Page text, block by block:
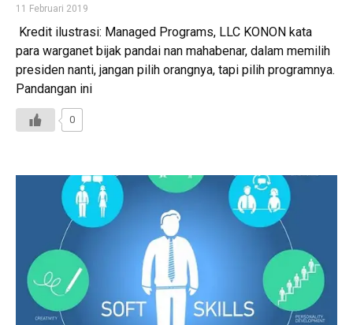
11 Februari 2019
Kredit ilustrasi: Managed Programs, LLC KONON kata
para warganet bijak pandai nan mahabenar, dalam memilih
presiden nanti, jangan pilih orangnya, tapi pilih programnya.
Pandangan ini
0